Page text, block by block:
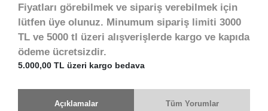
Fiyatları görebilmek ve sipariş verebilmek için
lütfen üye olunuz. Minumum sipariş limiti 3000
TL ve 5000 tl üzeri alışverişlerde kargo ve kapıda
ödeme ücretsizdir.
5.000,00 TL üzeri kargo bedava
Açıklamalar Tüm Yorumlar